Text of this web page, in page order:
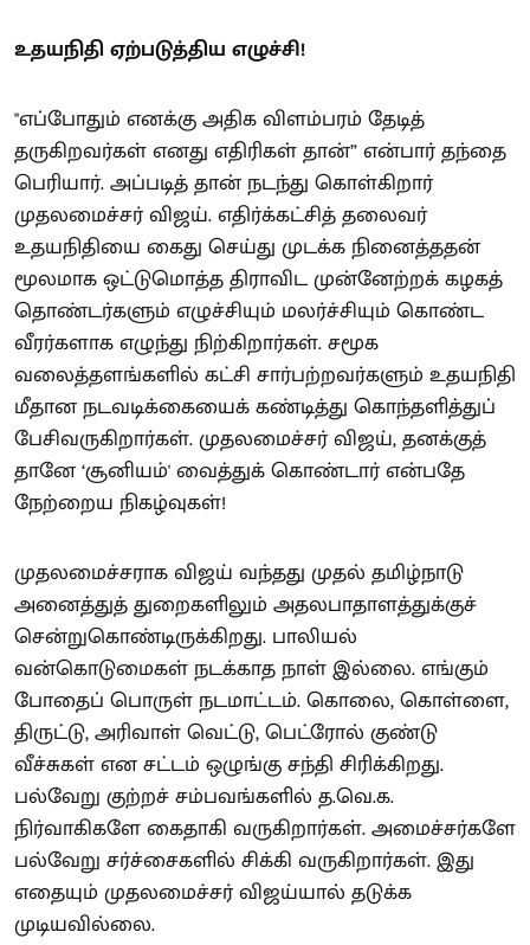
உதயநிதி ஏற்படுத்திய எழுச்சி!
"எப்போதும் எனக்கு அதிக விளம்பரம் தேடித்
தருகிறவர்கள் எனது எதிரிகள் தான்” என்பார் தந்தை
பெரியார். அப்படித் தான் நடந்து கொள்கிறார்
முதலமைச்சர் விஜய். எதிர்க்கட்சித் தலைவர்
உதயநிதியை கைது செய்து முடக்க நினைத்ததன்
மூலமாக ஒட்டுமொத்த திராவிட முன்னேற்றக் கழகத்
தொண்டர்களும் எழுச்சியும் மலர்ச்சியும் கொண்ட
வீரர்களாக எழுந்து நிற்கிறார்கள். சமூக
வலைத்தளங்களில் கட்சி சார்பற்றவர்களும் உதயநிதி
மீதான நடவடிக்கையைக் கண்டித்து கொந்தளித்துப்
பேசிவருகிறார்கள். முதலமைச்சர் விஜய், தனக்குத்
தானே ‘சூனியம்' வைத்துக் கொண்டார் என்பதே
நேற்றைய நிகழ்வுகள்!
முதலமைச்சராக விஜய் வந்தது முதல் தமிழ்நாடு
அனைத்துத் துறைகளிலும் அதலபாதாளத்துக்குச்
சென்றுகொண்டிருக்கிறது. பாலியல்
வன்கொடுமைகள் நடக்காத நாள் இல்லை. எங்கும்
போதைப் பொருள் நடமாட்டம். கொலை, கொள்ளை,
திருட்டு, அரிவாள் வெட்டு, பெட்ரோல் குண்டு
வீச்சுகள் என சட்டம் ஒழுங்கு சந்தி சிரிக்கிறது.
பல்வேறு குற்றச் சம்பவங்களில் த.வெ.க.
நிர்வாகிகளே கைதாகி வருகிறார்கள். அமைச்சர்களே
பல்வேறு சர்ச்சைகளில் சிக்கி வருகிறார்கள். இது
எதையும் முதலமைச்சர் விஜய்யால் தடுக்க
முடியவில்லை.